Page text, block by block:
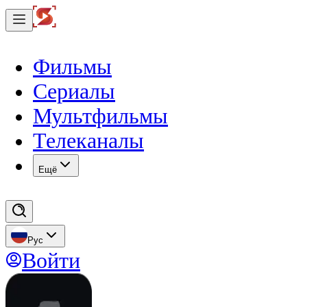
Фильмы
Сериалы
Мультфильмы
Телеканалы
Eщё
Рус
Войти